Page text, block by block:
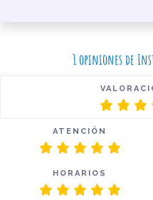
1 opiniones de
ATENCIÓN
HORARIOS